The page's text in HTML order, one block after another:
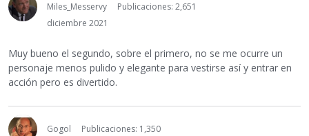
Miles_Messervy
Publicaciones: 2,651
diciembre 2021
Muy bueno el segundo, sobre el primero, no se me ocurre un
personaje menos pulido y elegante para vestirse así y entrar en
acción pero es divertido.
Gogol
Publicaciones: 1,350